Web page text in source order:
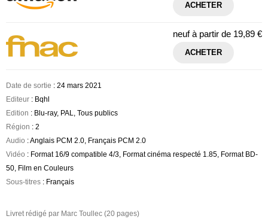
ACHETER
neuf à partir de 19,89 €
ACHETER
Date de sortie : 24 mars 2021
Editeur : Bqhl
Edition : Blu-ray, PAL, Tous publics
Région : 2
Audio : Anglais PCM 2.0, Français PCM 2.0
Vidéo : Format 16/9 compatible 4/3, Format cinéma respecté 1.85, Format BD-
50, Film en Couleurs
Sous-titres : Français
Livret rédigé par Marc Toullec (20 pages)